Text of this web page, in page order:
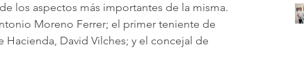
los aspectos más importantes de la misma.
Moreno Ferrer; el primer teniente de
Hacienda, David Vilches; y el concejal de